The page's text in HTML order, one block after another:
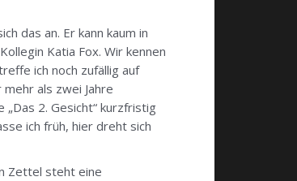
das an. Er kann kaum in
Katia Fox. Wir kennen
ich noch zufällig auf
als zwei Jahre
„Das 2. Gesicht“ kurzfristig
ich früh, hier dreht sich
Zettel steht eine